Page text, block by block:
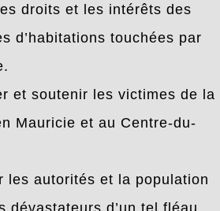
droits et les intérêts des
d’habitations touchées par
et soutenir les victimes de la
Mauricie et au Centre-du-
les autorités et la population
dévastateurs d’un tel fléau.